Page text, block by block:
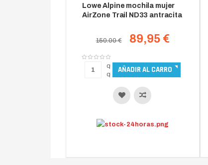
Lowe Alpine mochila mujer
AirZone Trail ND33 antracita
150.00 € 89,95 €